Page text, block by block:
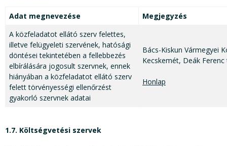
Adat megnevezése
Megjegyzés
A közfeladatot ellátó szerv felettes,
illetve felügyeleti szervének, hatósági
döntései tekintetében a fellebbezés
elbírálására jogosult szervnek, ennek
hiányában a közfeladatot ellátó szerv
felett törvényességi ellenőrzést
gyakorló szervnek adatai
Bács-Kiskun Vármegyei
Kecskemét, Deák Ferenc
Honlap
1.7. Költségvetési szervek